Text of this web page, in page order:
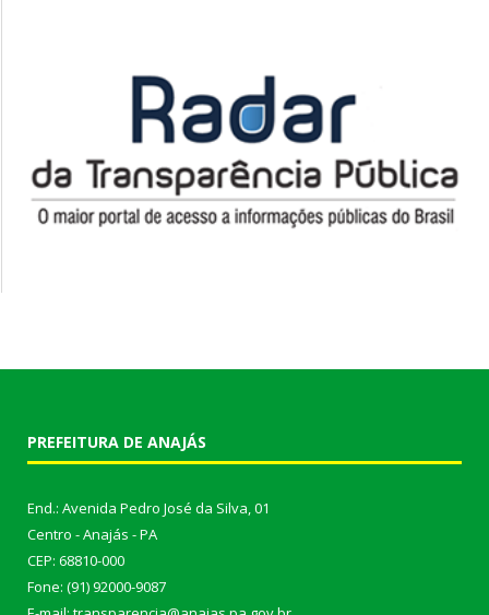
PREFEITURA DE ANAJÁS
End.: Avenida Pedro José da Silva, 01
Centro - Anajás - PA
CEP: 68810-000
Fone: (91) 92000-9087